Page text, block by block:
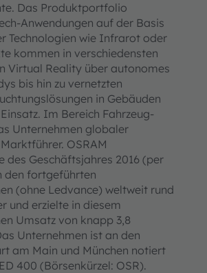
Das Produktportfolio
Anwendungen auf der Basis
Technologien wie Infrarot oder
kommen in verschiedensten
Virtual Reality über autonomes
bis hin zu vernetzten
in Gebäuden
Im Bereich Fahrzeug-
Unternehmen globaler
OSRAM
des Geschäftsjahres 2016 (per
den fortgeführten
(ohne Ledvance) weltweit rund
und erzielte in diesem
Umsatz von knapp 3,8
Unternehmen ist an den
am Main und München notiert
400 (Börsenkürzel: OSR).